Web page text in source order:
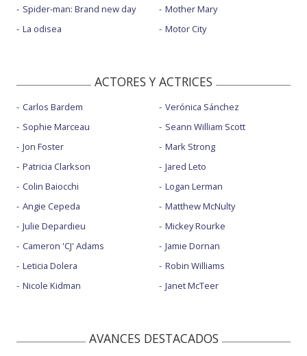
Spider-man: Brand new day
La odisea
Mother Mary
Motor City
ACTORES Y ACTRICES
Carlos Bardem
Sophie Marceau
Jon Foster
Patricia Clarkson
Colin Baiocchi
Angie Cepeda
Julie Depardieu
Cameron 'CJ' Adams
Leticia Dolera
Nicole Kidman
Verónica Sánchez
Seann William Scott
Mark Strong
Jared Leto
Logan Lerman
Matthew McNulty
Mickey Rourke
Jamie Dornan
Robin Williams
Janet McTeer
AVANCES DESTACADOS